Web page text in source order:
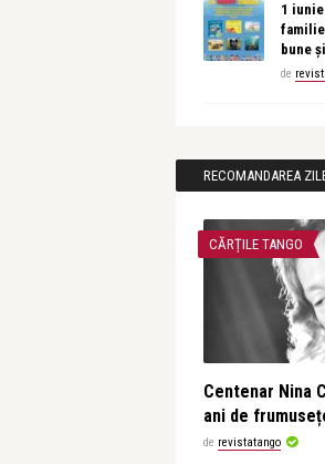
1
bune
de
RECOMANDAREA
CĂRȚILE TANGO
Centenar Nina
ani de
de revistatango